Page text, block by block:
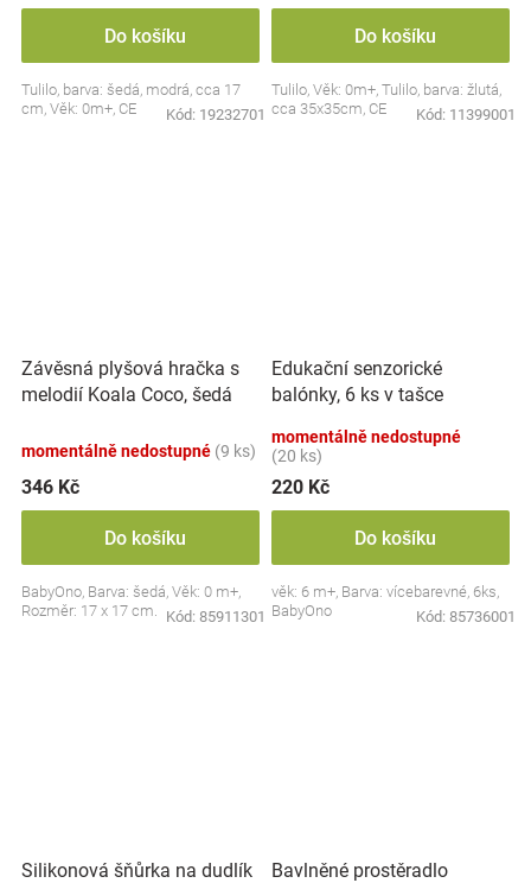
Do košíku
Tulilo, barva: šedá, modrá, cca 17
cm, Věk: 0m+, CE
Kód: 19232701
Do košíku
Tulilo, Věk: 0m+, Tulilo, barva: žlutá,
cca 35x35cm, CE
Kód: 11399001
Závěsná plyšová hračka s
melodií Koala Coco, šedá
momentálně nedostupné (9 ks)
346 Kč
Do košíku
BabyOno, Barva: šedá, Věk: 0 m+,
Rozměr: 17 x 17 cm.
Kód: 85911301
Edukační senzorické
balónky, 6 ks v tašce
momentálně nedostupné
(20 ks)
220 Kč
Do košíku
věk: 6 m+, Barva: vícebarevné, 6ks,
BabyOno
Kód: 85736001
Silikonová šňůrka na dudlík
Bavlněné prostěradlo